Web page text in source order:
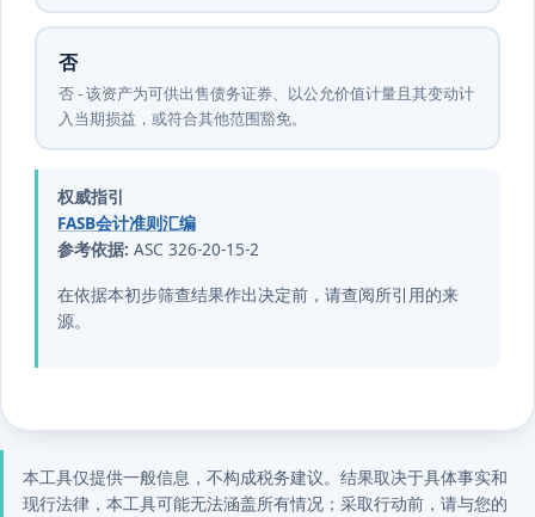
否
否 - 该资产为可供出售债务证券、以公允价值计量且其变动计
入当期损益，或符合其他范围豁免。
权威指引
FASB会计准则汇编
参考依据: ASC 326-20-15-2
在依据本初步筛查结果作出决定前，请查阅所引用的来
源。
本工具仅提供一般信息，不构成税务建议。结果取决于具体事实和
现行法律，本工具可能无法涵盖所有情况；采取行动前，请与您的